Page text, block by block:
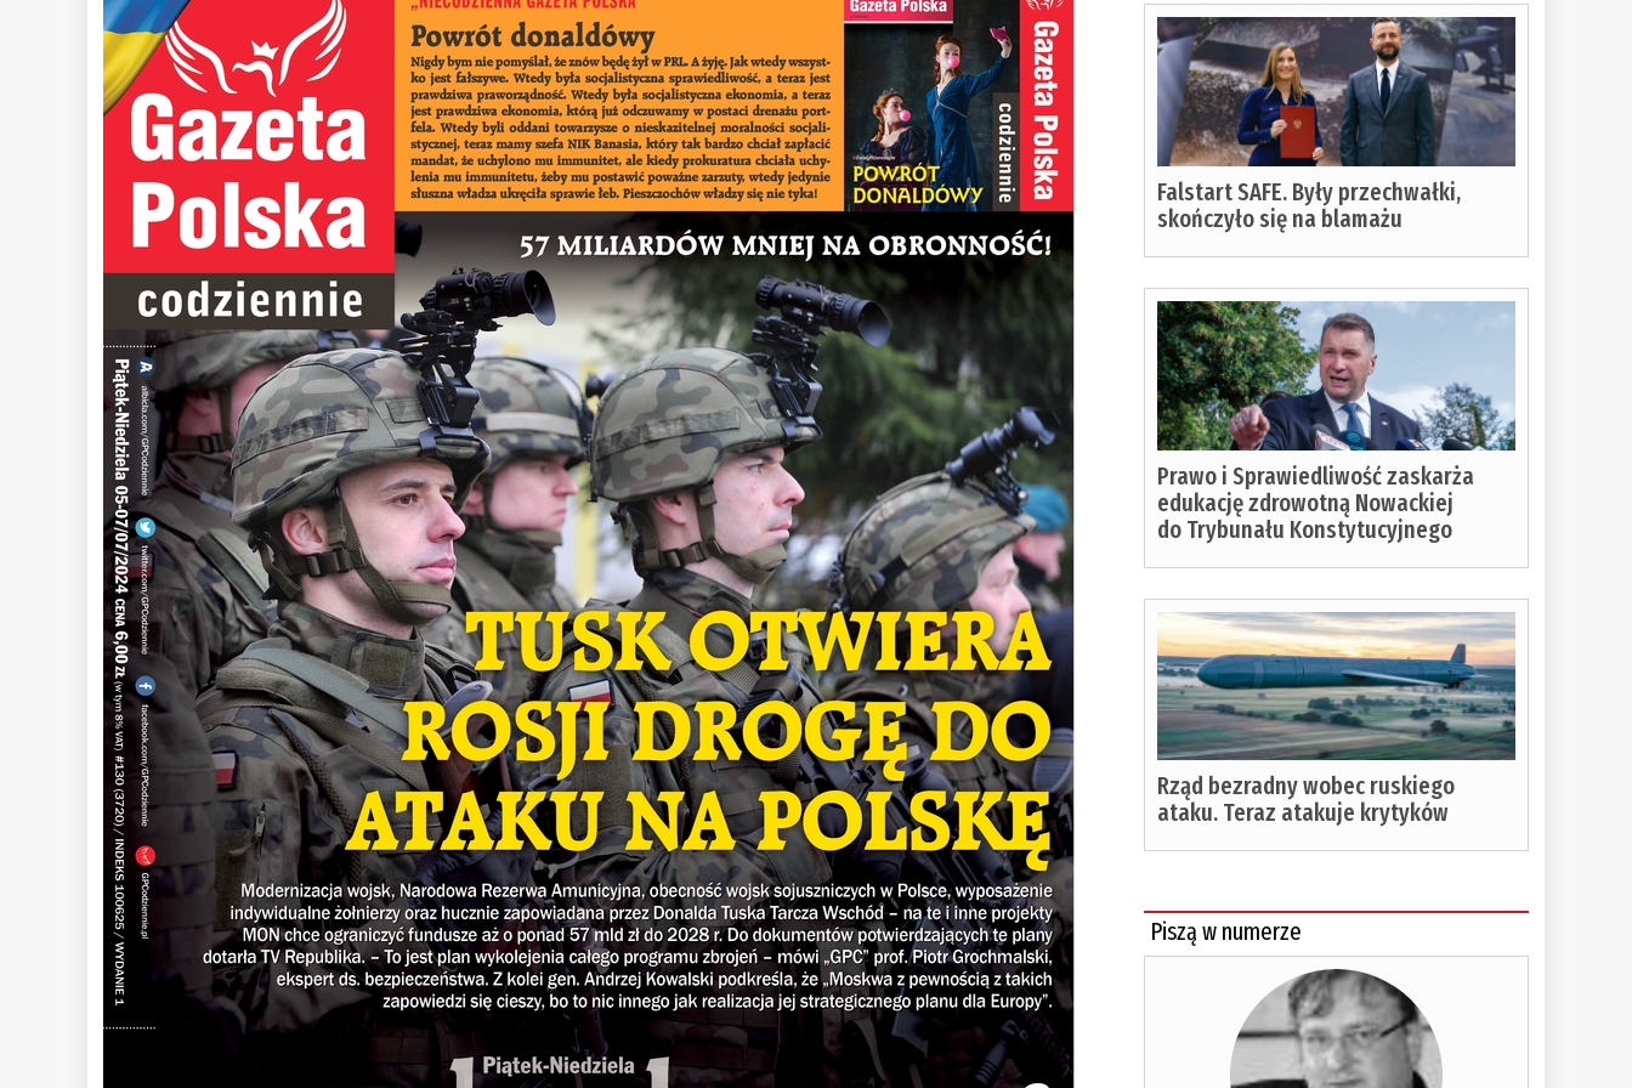
Falstart SAFE. Były przechwałki,
skończyło się na blamażu
Prawo i Sprawiedliwość zaskarża
edukację zdrowotną Nowackiej
do Trybunału Konstytucyjnego
Rząd bezradny wobec ruskiego
ataku. Teraz atakuje krytyków
Piszą w numerze